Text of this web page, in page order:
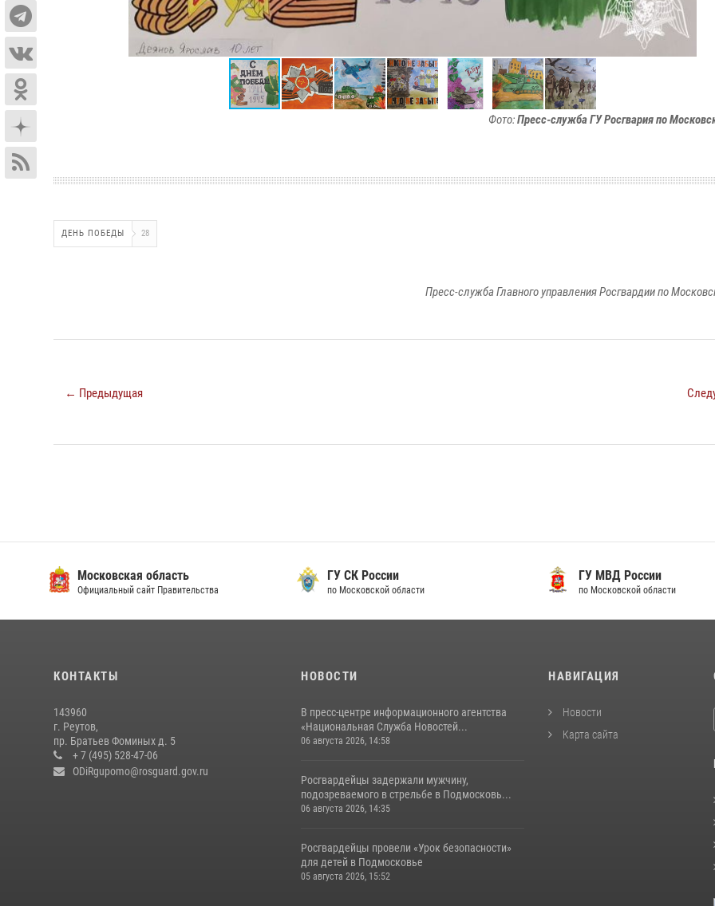
Фото:Пресс-служба ГУ Росгвария по
ДЕНЬ ПОБЕДЫ 28
Пресс-служба Главного управления Росгвардии по
← Предыдущая
Московская область
Официальный сайт Правительства
ГУ СК России
по Московской области
ГУ МВД России
по Московской области
КОНТАКТЫ
143960
г. Реутов,
пр. Братьев Фоминых д. 5
+ 7 (495) 528-47-06
ODiRgupomo@rosguard.gov.ru
НОВОСТИ
В пресс-центре информационного агентства
«Национальная Служба Новостей...
06 августа 2026, 14:58
Росгвардейцы задержали мужчину,
подозреваемого в стрельбе в Подмосковь...
06 августа 2026, 14:35
Росгвардейцы провели «Урок безопасности»
для детей в Подмосковье
05 августа 2026, 15:52
НАВИГАЦИЯ
Новости
Карта сайта